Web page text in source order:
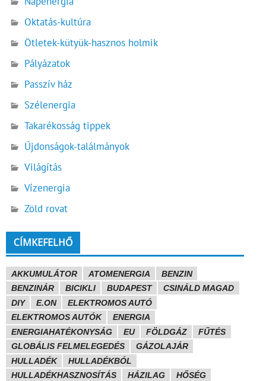
Oktatás-kultúra
Ötletek-kütyük-hasznos holmik
Pályázatok
Passzív ház
Szélenergia
Takarékosság tippek
Újdonságok-találmányok
Világítás
Vízenergia
Zöld rovat
CÍMKEFELHŐ
AKKUMULÁTOR ATOMENERGIA
BENZIN
BENZINÁR
BICIKLI BUDAPEST
CSINÁLD MAGAD
DIY
E.ON
ELEKTROMOS AUTÓ
ELEKTROMOS AUTÓK
ENERGIA
ENERGIAHATÉKONYSÁG
EU FÖLDGÁZ
FŰTÉS
GLOBÁLIS FELMELEGEDÉS
GÁZOLAJÁR
HULLADÉK
HULLADÉKBÓL
HULLADÉKHASZNOSÍTÁS
HÁZILAG
HŐSÉG